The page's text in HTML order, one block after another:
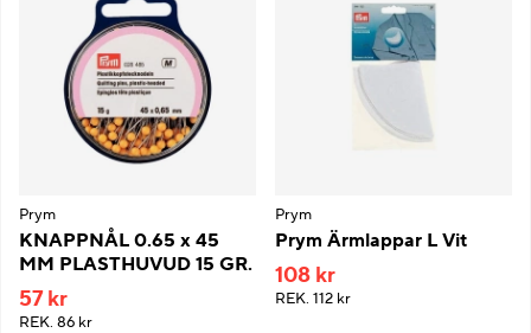
Prym
KNAPPNÅL 0.65 x 45
MM PLASTHUVUD 15 GR.
57 kr
REK. 86 kr
Prym
Prym Ärmlappar L Vit
108 kr
REK. 112 kr